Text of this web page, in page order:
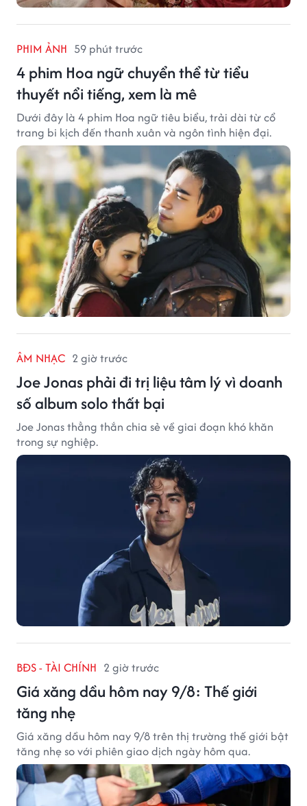
PHIM ẢNH 59 phút trước
4 phim Hoa ngữ chuyển thể từ tiểu
thuyết nổi tiếng, xem là mê
Dưới đây là 4 phim Hoa ngữ tiêu biểu, trải dài từ cổ
trang bi kịch đến thanh xuân và ngôn tình hiện đại.
ÂM NHẠC 2 giờ trước
Joe Jonas phải đi trị liệu tâm lý vì doanh
số album solo thất bại
Joe Jonas thẳng thắn chia sẻ về giai đoạn khó khăn
trong sự nghiệp.
BĐS - TÀI CHÍNH 2 giờ trước
Giá xăng dầu hôm nay 9/8: Thế giới
tăng nhẹ
Giá xăng dầu hôm nay 9/8 trên thị trường thế giới bật
tăng nhẹ so với phiên giao dịch ngày hôm qua.